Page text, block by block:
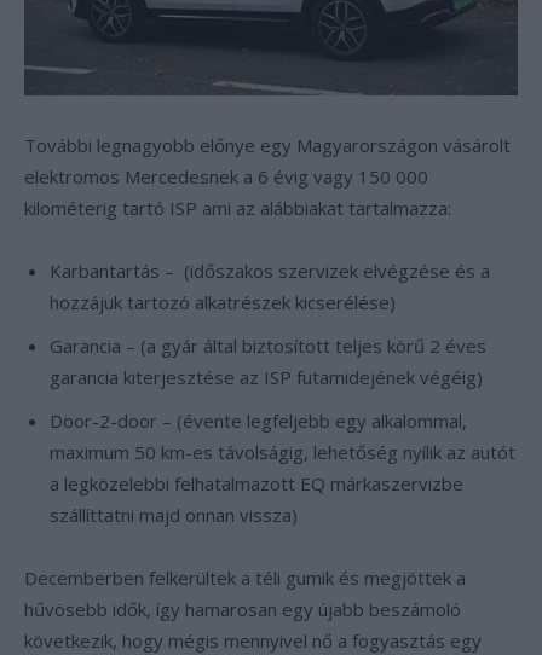
További legnagyobb előnye egy Magyarországon vásárolt
elektromos Mercedesnek a 6 évig vagy 150 000
kilométerig tartó ISP ami az alábbiakat tartalmazza:
Karbantartás – (időszakos szervizek elvégzése és a
hozzájuk tartozó alkatrészek kicserélése)
Garancia – (a gyár által biztosított teljes körű 2 éves
garancia kiterjesztése az ISP futamidejének végéig)
Door-2-door – (évente legfeljebb egy alkalommal,
maximum 50 km-es távolságig, lehetőség nyílik az autót
a legközelebbi felhatalmazott EQ márkaszervizbe
szállíttatni majd onnan vissza)
Decemberben felkerültek a téli gumik és megjöttek a
hűvösebb idők, így hamarosan egy újabb beszámoló
következik, hogy mégis mennyivel nő a fogyasztás egy